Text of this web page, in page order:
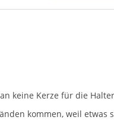
keine Kerze für die
kommen, weil etwas